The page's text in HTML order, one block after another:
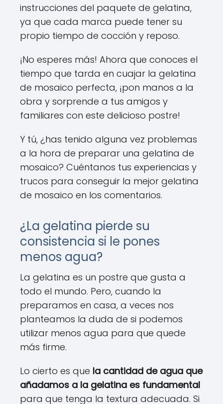
instrucciones del paquete de gelatina,
ya que cada marca puede tener su
propio tiempo de cocción y reposo.
¡No esperes más! Ahora que conoces el
tiempo que tarda en cuajar la gelatina
de mosaico perfecta, ¡pon manos a la
obra y sorprende a tus amigos y
familiares con este delicioso postre!
Y tú, ¿has tenido alguna vez problemas
a la hora de preparar una gelatina de
mosaico? Cuéntanos tus experiencias y
trucos para conseguir la mejor gelatina
de mosaico en los comentarios.
¿La gelatina pierde su
consistencia si le pones
menos agua?
La gelatina es un postre que gusta a
todo el mundo. Pero, cuando la
preparamos en casa, a veces nos
planteamos la duda de si podemos
utilizar menos agua para que quede
más firme.
Lo cierto es que la cantidad de agua que
añadamos a la gelatina es fundamental
para que tenga la textura adecuada. Si